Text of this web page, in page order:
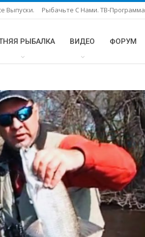
Выпуски. Рыбачьте С Нами. ТВ-Программа
РЫБАЛКА ВИДЕО ФОРУМ